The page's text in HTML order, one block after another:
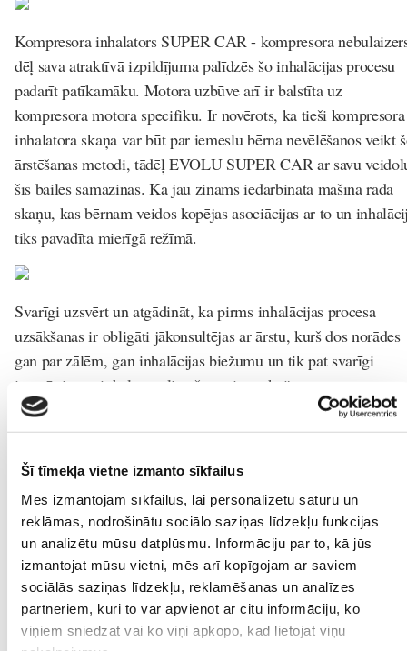
Šī tīmekļa vietne izmanto sīkfailus
Mēs izmantojam sīkfailus, lai personalizētu saturu un
reklāmas, nodrošinātu sociālo saziņas līdzekļu funkcijas
un analizētu mūsu datplūsmu. Informāciju par to, kā jūs
izmantojat mūsu vietni, mēs arī kopīgojam ar saviem
sociālās saziņas līdzekļu, reklamēšanas un analīzes
partneriem, kuri to var apvienot ar citu informāciju, ko
viņiem sniedzat vai ko viņi apkopo, kad lietojat viņu
Kompresora inhalators SUPER CAR- kompresora
dēļ sava atraktīvā izpildījuma palīdzēs šo inhalācijas procesu
padarīt patīkamāku. Motora uzbūve arī ir balstīta uz
kompresora motora specifiku. Ir novērots, ka tieši kompresora
inhalatora skaņa var būt par iemeslu bērna nevēlēšanos veikt
ārstēšanas metodi, tādēļ EVOLU SUPER CAR ar savu
šīs bailes samazinās. Kā jau zināms iedarbināta mašīna rada
skaņu, kas bērnam veidos kopējas asociācijas ar to un
tiks pavadīta mierīgā režīmā.
Svarīgi uzsvērt un atgādināt, ka pirms inhalācijas procesa
uzsākšanas ir obligāti jākonsultējas ar ārstu, kurš dos norādes
gan par zālēm, gan inhalācijas biežumu un tik pat svarīgi
iepazīsties ar inhalatora lietošanas instrukciju.
Visiem EVOLU inhalatoriem to sastāvā nāk visi neieciešamie
kopā ar zālēm.
Kur iegādāties inhalatorus un nebulaizerus?
Lai nodrošinātu maksimālas ērtības, inhalatorus un
nebulaizerus jūs varat iegādāties interneta veikalā
https://evolu.lv/
Šeit Jūs atradīsiet dažādus modeļus, kas ir piemēroti visu